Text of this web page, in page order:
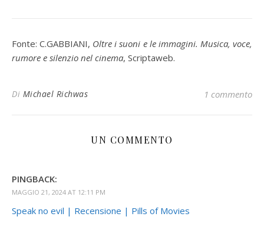
Fonte: C.GABBIANI, Oltre i suoni e le immagini. Musica, voce,
rumore e silenzio nel cinema, Scriptaweb.
Di Michael Richwas 1 commento
UN COMMENTO
PINGBACK:
MAGGIO 21, 2024 AT 12:11 PM
Speak no evil | Recensione | Pills of Movies